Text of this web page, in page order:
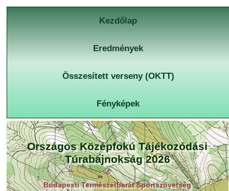
Kezdőlap
Eredmények
Összesített verseny (OKTT)
Fényképek
Országos Középfokú Tájékozódási
Túrabajnokság 2026
Budapesti Természetbarát Sportszövetség